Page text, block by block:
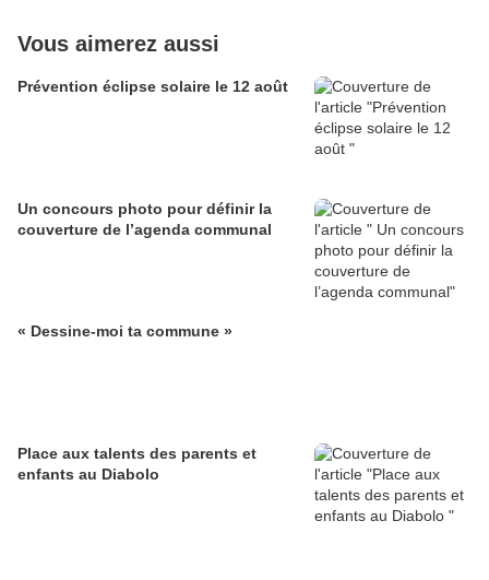
Vous aimerez aussi
Prévention éclipse solaire le 12 août
Un concours photo pour définir la
couverture de l’agenda communal
« Dessine-moi ta commune »
Place aux talents des parents et
enfants au Diabolo